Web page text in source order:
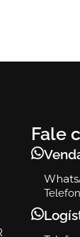
Fale